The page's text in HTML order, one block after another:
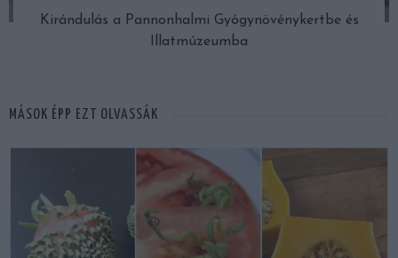
Kirándulás a Pannonhalmi Gyógynövénykertbe és
Illatmúzeumba
MÁSOK ÉPP EZT OLVASSÁK